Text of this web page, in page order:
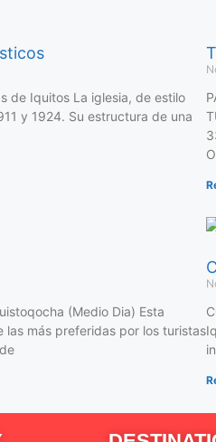
de Iquitos La iglesia, de estilo
y 1924. Su estructura de una
(Medio Dia) Esta
las más preferidas por los turistas